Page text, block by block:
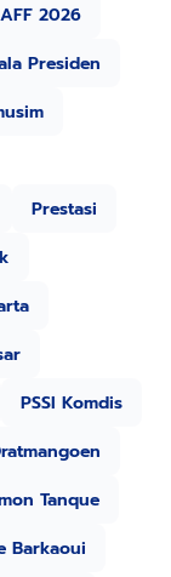
2026
Presiden
Prestasi
PSSI Komdis
Tanque
Barkaoui